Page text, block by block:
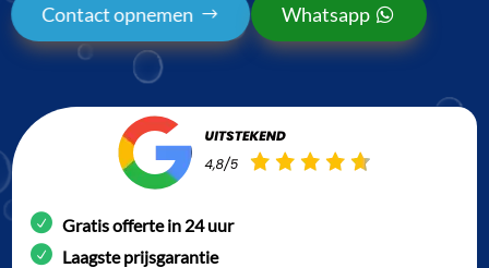
Contact opnemen Whatsapp
Gratis offerte in 24 uur
Laagste prijsgarantie